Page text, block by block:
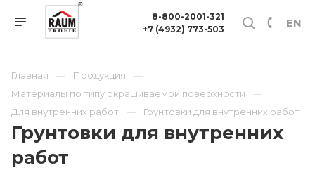
EN
8-800-2001-321
+7 (4932) 773-503
Главная
Продукция
Материалы по типу окрашиваемой поверхности
Для внутренних работ
Грунтовки для внутренних работ
Грунтовки для внутренних
работ